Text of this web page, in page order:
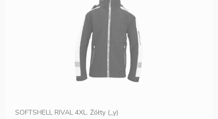
SOFTSHELL RIVAL 4XL. Żółty (_y)